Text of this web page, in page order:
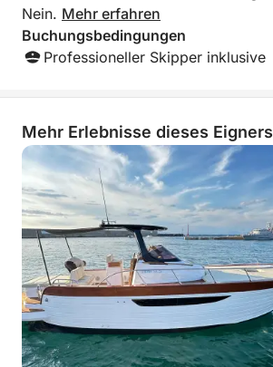
Nein. Mehr erfahren
Buchungsbedingungen
Professioneller Skipper inklusive
Mehr Erlebnisse dieses Eigners